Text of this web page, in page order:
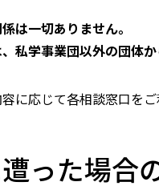
は一切ありません。
私学事業団以外の団体
に応じて各相談窓口をご
った場合